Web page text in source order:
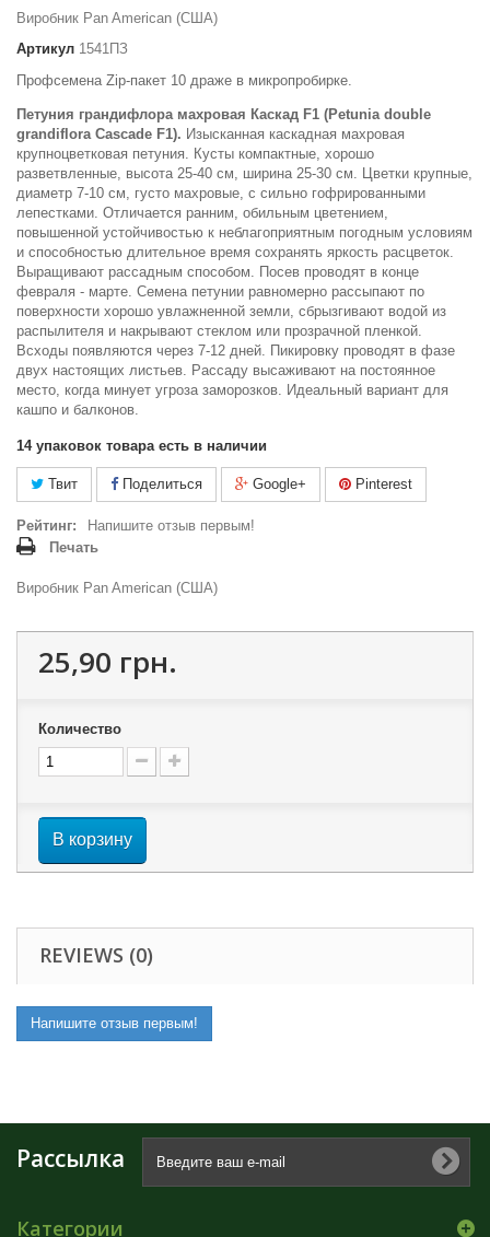
Виробник Pan American (США)
Артикул 1541ПЗ
Профсемена Zip-пакет 10 драже в микропробирке.
Петуния грандифлора махровая Каскад F1 (Petunia double
grandiflora Cascade F1). Изысканная каскадная махровая
крупноцветковая петуния. Кусты компактные, хорошо
разветвленные, высота 25-40 см, ширина 25-30 см. Цветки крупные,
диаметр 7-10 см, густо махровые, с сильно гофрированными
лепестками. Отличается ранним, обильным цветением,
повышенной устойчивостью к неблагоприятным погодным условиям
и способностью длительное время сохранять яркость расцветок.
Выращивают рассадным способом. Посев проводят в конце
февраля - марте. Семена петунии равномерно рассыпают по
поверхности хорошо увлажненной земли, сбрызгивают водой из
распылителя и накрывают стеклом или прозрачной пленкой.
Всходы появляются через 7-12 дней. Пикировку проводят в фазе
двух настоящих листьев. Рассаду высаживают на постоянное
место, когда минует угроза заморозков. Идеальный вариант для
кашпо и балконов.
14 упаковок товара есть в наличии
Твит Поделиться Google+ Pinterest
Рейтинг:
Напишите отзыв первым!
Печать
Виробник Pan American (США)
25,90 грн.
Количество
В корзину
REVIEWS (0)
Напишите отзыв первым!
Рассылка
Категории